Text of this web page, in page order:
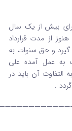
برای بیش از یک سال
از مدت قرارداد
و حق سنوات به
عمل آمده علی
آن باید در
.